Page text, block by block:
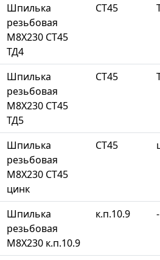
Шпилька
резьбовая
М8Х230 СТ45
ТД4
СТ45
Шпилька
резьбовая
М8Х230 СТ45
ТД5
СТ45
Шпилька
резьбовая
М8Х230 СТ45
цинк
СТ45
Шпилька
резьбовая
М8Х230 к.п.10.9
к.п.10.9 -